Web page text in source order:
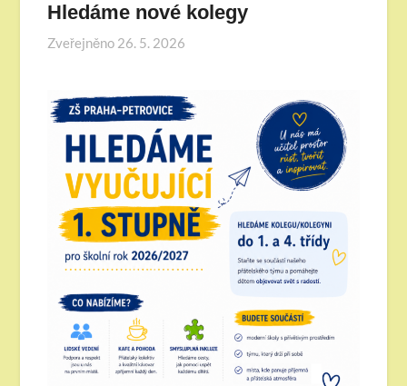
Hledáme nové kolegy
Zveřejněno 26. 5. 2026